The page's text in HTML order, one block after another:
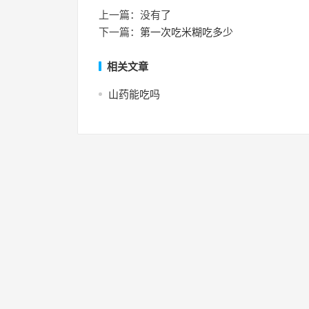
上一篇：没有了
下一篇： 第一次吃米糊吃多少
相关文章
山药能吃吗